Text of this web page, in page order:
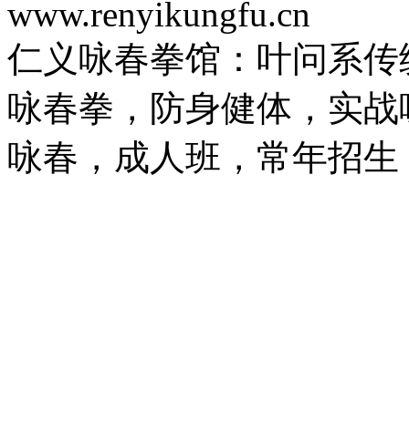
www.renyikungfu.cn
仁义咏春拳馆：叶问系
咏春拳，防身健体，实
咏春，成人班，常年招